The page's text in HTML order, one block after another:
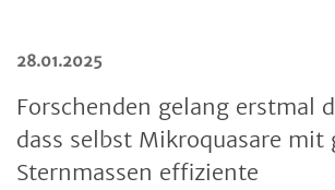
28.01.2025
Forschenden gelang erstmal
dass selbst Mikroquasare mit
Sternmassen effiziente